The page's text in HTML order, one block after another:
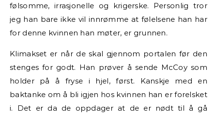
følsomme, irrasjonelle og krigerske. Personlig tror
jeg han bare ikke vil innrømme at følelsene han har
for denne kvinnen han møter, er grunnen.
Klimakset er når de skal gjennom portalen før den
stenges for godt. Han prøver å sende McCoy som
holder på å fryse i hjel, først. Kanskje med en
baktanke om å bli igjen hos kvinnen han er forelsket
i. Det er da de oppdager at de er nødt til å gå